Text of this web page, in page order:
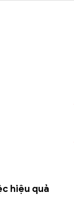
hiệu quả